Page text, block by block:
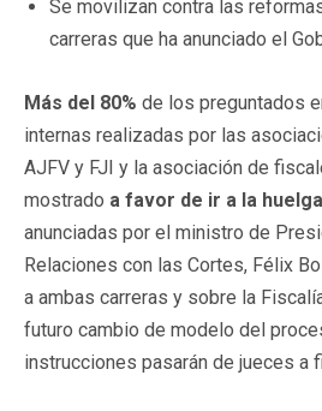
Se movilizan contra las
carreras que ha anunciado el
Más del 80% de los preguntados
internas realizadas por las
AJFV y FJI y la asociación de
mostrado a favor de ir a la huelga
anunciadas por el ministro de
Relaciones con las Cortes, Félix
a ambas carreras y sobre la
futuro cambio de modelo del
instrucciones pasarán de jueces a